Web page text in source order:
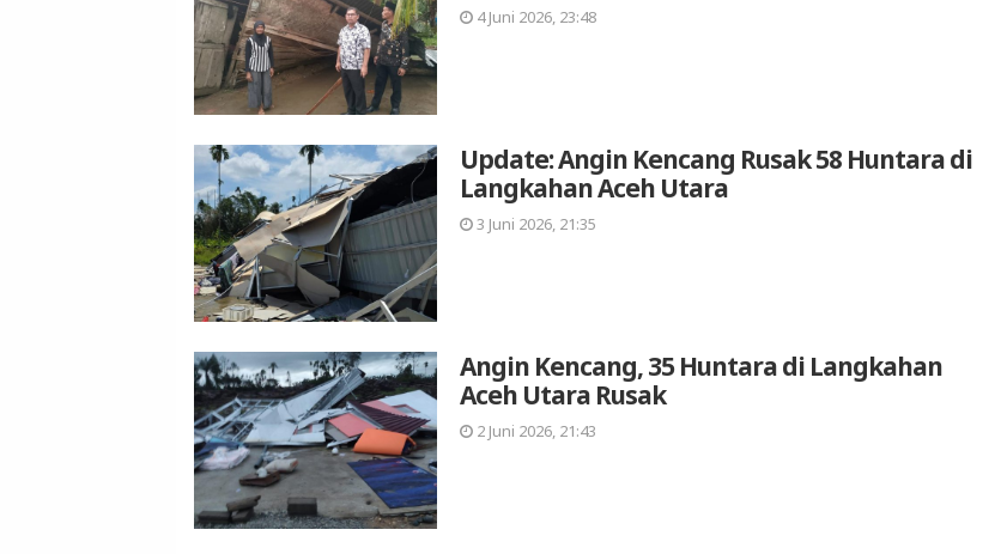
4 Juni 2026, 23:48
Update: Angin Kencang Rusak 58 Huntara di
Langkahan Aceh Utara
3 Juni 2026, 21:35
Angin Kencang, 35 Huntara di Langkahan
Aceh Utara Rusak
2 Juni 2026, 21:43